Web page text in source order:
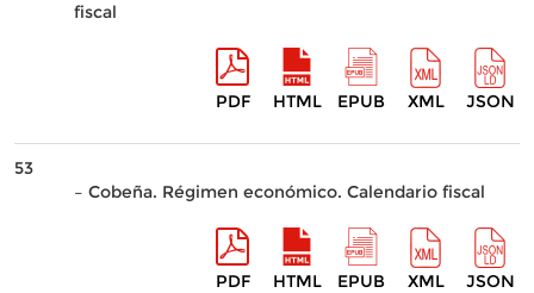
fiscal
PDF HTML EPUB XML JSON
53
– Cobeña. Régimen económico. Calendario fiscal
PDF HTML EPUB XML JSON